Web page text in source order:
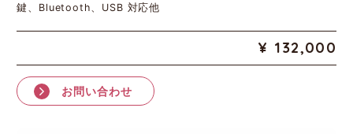
鍵、Bluetooth、USB 対応他
132,000
お問い合わせ